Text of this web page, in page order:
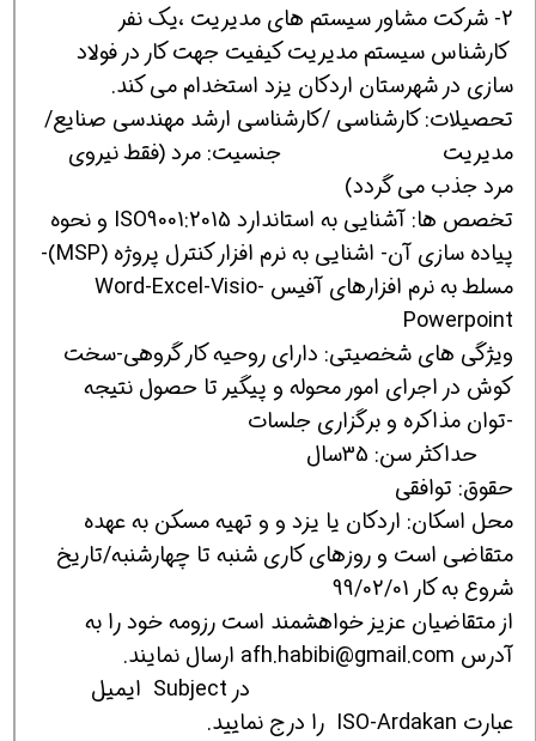
2- شرکت مشاور سیستم های مدیریت ،یک نفر
کارشناس سیستم مدیریت کیفیت جهت کار در فولاد
سازی در شهرستان اردکان یزد استخدام می کند.
تحصیلات: کارشناسی /کارشناسی ارشد مهندسی صنایع/
مدیریت جنسیت: مرد (فقط نیروی
مرد جذب می گردد)
تخصص ها: آشنایی به استاندارد ISO9001:2015 و نحوه
پیاده سازی آن- اشنایی به نرم افزار کنترل پروژه (MSP)-
مسلط به نرم افزارهای آفیس Word-Excel-Visio-
Powerpoint
ویژگی های شخصیتی: دارای روحیه کار گروهی-سخت
کوش در اجرای امور محوله و پیگیر تا حصول نتیجه
-توان مذاکره و برگزاری جلسات
حداکثر سن: 35سال
حقوق: توافقی
محل اسکان: اردکان یا یزد و و تهیه مسکن به عهده
متقاضی است و روزهای کاری شنبه تا چهارشنبه/تاریخ
شروع به کار 99/02/01
از متقاضیان عزیز خواهشمند است رزومه خود را به
آدرس afh.habibi@gmail.com ارسال نمایند.
در Subject ایمیل
عبارت ISO-Ardakan را درج نمایید.